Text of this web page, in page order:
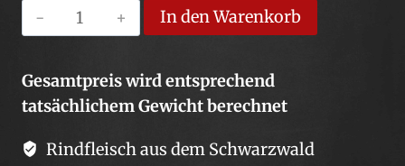
Schweinegeschnetzeltes
400
Dose
Menge
In den Warenkorb
Gesamtpreis wird entsprechend
tatsächlichem Gewicht berechnet
Rindfleisch aus dem Schwarzwald